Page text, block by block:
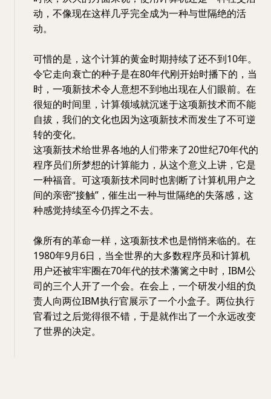
动，不像现在这样几乎完全成为一种与世隔绝的活
动。
可惜的是，这个计算的黄金时期持续了还不到10年。
令它走向衰亡的种子是在80年代刚开始时播下的，当
时，一项新技术令人意想不到地出现在人们眼前。在
很短的时间里，计算领域就沉迷于这项新技术而不能
自拔，我们的文化也因为这项新技术而发生了不可逆
转的变化。
这项新技术给世界各地的人们带来了20世纪70年代的
程序员们所梦想的计算能力，从这个意义上讲，它是
一种福音。可这项新技术同时也割断了计算机用户之
间的亲密“接触”，催生出一种与世隔绝的失落感，这
种感觉持续至今仍挥之不去。
像所有的革命一样，这项新技术也是悄悄来临的。在
1980年9月6日，当全世界的大多数程序员和计算机
用户还被牢牢圈在70年代的技术藩篱之中时，IBM公
司的三个人开了一个会。在会上，一个研发小组的负
责人向两位IBM执行官展示了一个小盒子。两位执行
官看过之后觉得很不错，于是就作出了一个永远改变
了世界的决定。